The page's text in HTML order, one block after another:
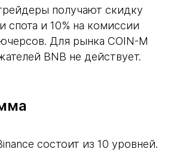
получают скидку
спота и 10% на комиссии
Для рынка COIN-M
BNB не действует.
состоит из 10 уровней.